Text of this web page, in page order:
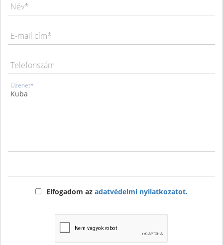
Név*
E-mail cím*
Telefonszám
Üzenet*
Elfogadom az adatvédelmi nyilatkozatot.